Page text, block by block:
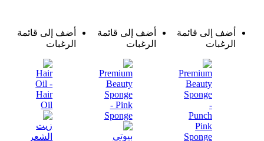
أضف إلى قائمة
الرغبات
أضف إلى قائمة
الرغبات
أضف إلى قائمة
الرغبات